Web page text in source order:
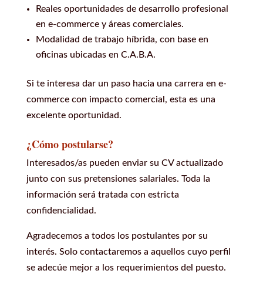
Reales oportunidades de desarrollo profesional
en e-commerce y áreas comerciales.
Modalidad de trabajo híbrida, con base en
oficinas ubicadas en C.A.B.A.
Si te interesa dar un paso hacia una carrera en e-
commerce con impacto comercial, esta es una
excelente oportunidad.
¿Cómo postularse?
Interesados/as pueden enviar su CV actualizado
junto con sus pretensiones salariales. Toda la
información será tratada con estricta
confidencialidad.
Agradecemos a todos los postulantes por su
interés. Solo contactaremos a aquellos cuyo perfil
se adecúe mejor a los requerimientos del puesto.